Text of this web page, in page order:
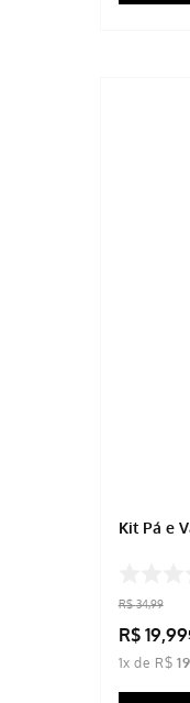
Kit Pá e
R$ 34,99
R$ 19,99
1x de R$ 19